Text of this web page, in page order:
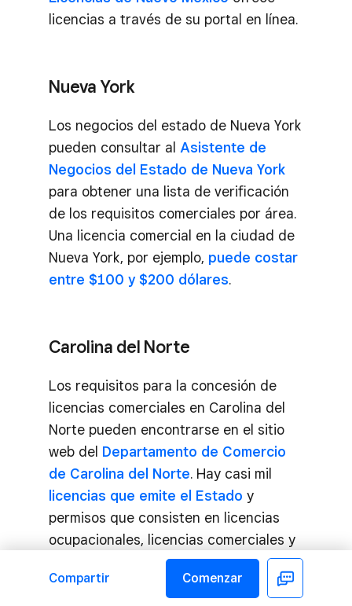
licencias a través de su portal en línea.
Nueva York
Los negocios del estado de Nueva York
pueden consultar al Asistente de
Negocios del Estado de Nueva York
para obtener una lista de verificación
de los requisitos comerciales por área.
Una licencia comercial en la ciudad de
Nueva York, por ejemplo, puede costar
entre $100 y $200 dólares.
Carolina del Norte
Los requisitos para la concesión de
licencias comerciales en Carolina del
Norte pueden encontrarse en el sitio
web del Departamento de Comercio
de Carolina del Norte. Hay casi mil
licencias que emite el Estado y
permisos que consisten en licencias
ocupacionales, licencias comerciales y
Facebook
Compartir Comenzar